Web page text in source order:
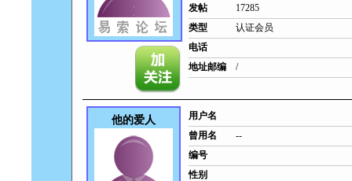
发帖
17285
类型
认证会员
电话
地址邮编
/
他的爱人
用户名
曾用名
--
编号
性别